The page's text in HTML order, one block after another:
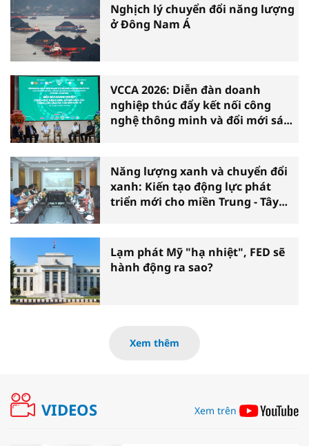
Nghịch lý chuyển đổi năng lượng
ở Đông Nam Á
VCCA 2026: Diễn đàn doanh
nghiệp thúc đẩy kết nối công
nghệ thông minh và đổi mới sáng
Năng lượng xanh và chuyển đổi
xanh: Kiến tạo động lực phát
triển mới cho miền Trung - Tây
Lạm phát Mỹ "hạ nhiệt", FED sẽ
hành động ra sao?
Xem thêm
VIDEOS Xem trên